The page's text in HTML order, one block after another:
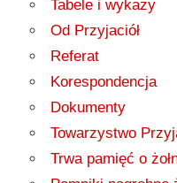
Tabele i wykazy
Od Przyjaciół
Referat
Korespondencja
Dokumenty
Towarzystwo
Trwa pamięć o